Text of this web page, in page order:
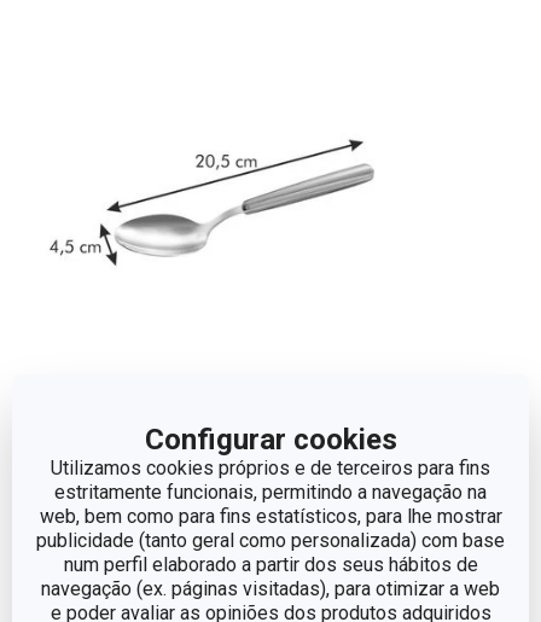
Configurar cookies
Utilizamos cookies próprios e de terceiros para fins
estritamente funcionais, permitindo a navegação na
web, bem como para fins estatísticos, para lhe mostrar
publicidade (tanto geral como personalizada) com base
num perfil elaborado a partir dos seus hábitos de
navegação (ex. páginas visitadas), para otimizar a web
e poder avaliar as opiniões dos produtos adquiridos
ALTURA (CM) 2
LARGURA (CM) 4.5